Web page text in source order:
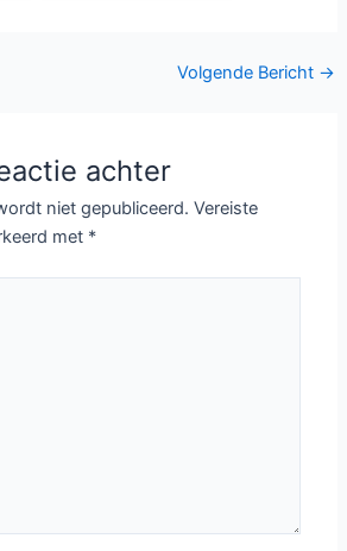
Volgende Bericht →
achter
niet gepubliceerd. Vereiste
met *